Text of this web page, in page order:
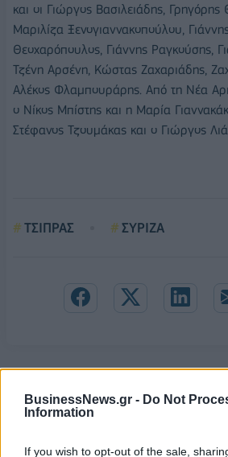
BusinessNews.gr - Do Not
Information
If you wish to opt-out of the sale,
και οι Γιώργος Βασιλειάδης,
Μαριλίζα Ξενογιαννακοπούλου,
Θεοχαρόπουλος, Γιάννης Ραγκούσης,
Τζένη Αρσένη, Κώστας Ζαχαριάδης,
Αλέκος Φλαμπουράρης. Από τη Νέα
ο Νίκος Μπίστης και η Μαρία
Στέφανος Τζουμάκας και ο Γιώργος
ΤΣΙΠΡΑΣ ΣΥΡΙΖΑ